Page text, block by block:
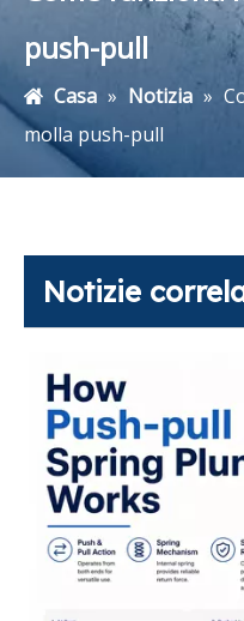
push-pull
Casa » Notizia »
molla push-pull
Notizie